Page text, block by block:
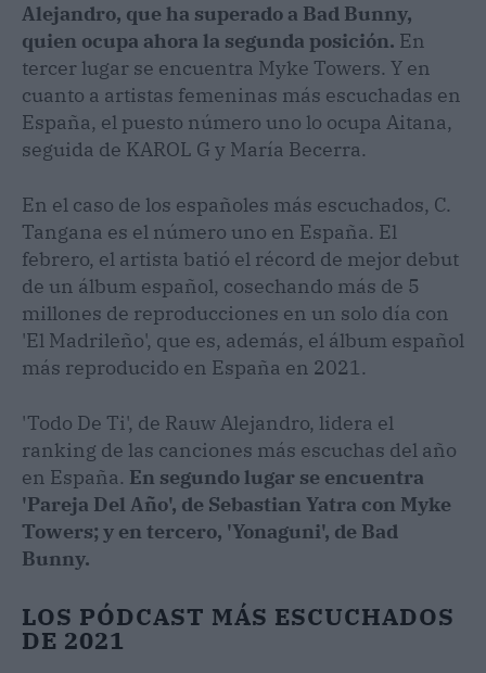
Alejandro, que ha superado a Bad Bunny,
quien ocupa ahora la segunda posición. En
tercer lugar se encuentra Myke Towers. Y en
cuanto a artistas femeninas más escuchadas en
España, el puesto número uno lo ocupa Aitana,
seguida de KAROL G y María Becerra.
En el caso de los españoles más escuchados, C.
Tangana es el número uno en España. El
febrero, el artista batió el récord de mejor debut
de un álbum español, cosechando más de 5
millones de reproducciones en un solo día con
'El Madrileño', que es, además, el álbum español
más reproducido en España en 2021.
'Todo De Ti', de Rauw Alejandro, lidera el
ranking de las canciones más escuchas del año
en España. En segundo lugar se encuentra
'Pareja Del Año', de Sebastian Yatra con Myke
Towers; y en tercero, 'Yonaguni', de Bad
Bunny.
LOS PÓDCAST MÁS ESCUCHADOS
DE 2021